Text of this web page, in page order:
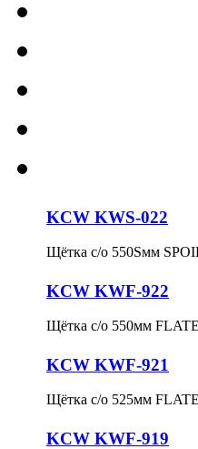
KCW KWS-022
Щётка с/о 550Sмм
KCW KWF-922
Щётка с/о 550мм
KCW KWF-921
Щётка с/о 525мм
KCW KWF-919